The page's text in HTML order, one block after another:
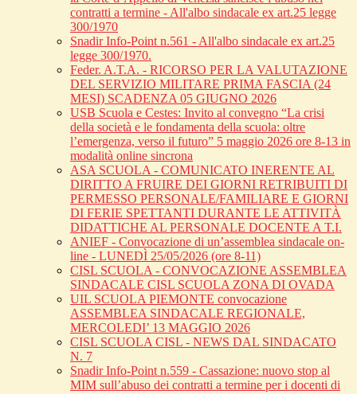
contratti a termine - All'albo sindacale ex art.25 legge
300/1970
Snadir Info-Point n.561 - All'albo sindacale ex art.25
legge 300/1970.
Feder. A.T.A. - RICORSO PER LA VALUTAZIONE
DEL SERVIZIO MILITARE PRIMA FASCIA (24
MESI) SCADENZA 05 GIUGNO 2026
USB Scuola e Cestes: Invito al convegno “La crisi
della società e le fondamenta della scuola: oltre
l’emergenza, verso il futuro” 5 maggio 2026 ore 8-13 in
modalità online sincrona
ASA SCUOLA - COMUNICATO INERENTE AL
DIRITTO A FRUIRE DEI GIORNI RETRIBUITI DI
PERMESSO PERSONALE/FAMILIARE E GIORNI
DI FERIE SPETTANTI DURANTE LE ATTIVITÀ
DIDATTICHE AL PERSONALE DOCENTE A T.I.
ANIEF - Convocazione di un’assemblea sindacale on-
line - LUNEDÌ 25/05/2026 (ore 8-11)
CISL SCUOLA - CONVOCAZIONE ASSEMBLEA
SINDACALE CISL SCUOLA ZONA DI OVADA
UIL SCUOLA PIEMONTE convocazione
ASSEMBLEA SINDACALE REGIONALE,
MERCOLEDI’ 13 MAGGIO 2026
CISL SCUOLA CISL - NEWS DAL SINDACATO
N. 7
Snadir Info-Point n.559 - Cassazione: nuovo stop al
MIM sull’abuso dei contratti a termine per i docenti di